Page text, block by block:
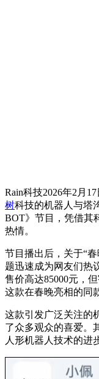
Rain科技2026年2月
树科技的机器人与塔
BOT》节目，凭借其
热情。
节目播出后，关于“
题迅速成为网友们热
售价高达85000元，
这款在春晚亮相的同
这款引发广泛关注的
了众多观众的喜爱。
人形机器人技术的进